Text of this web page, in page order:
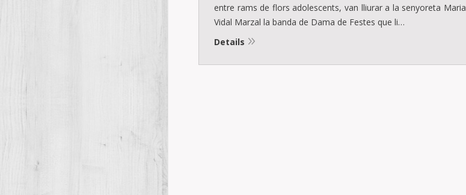
entre rams de flors adolescents, van lliurar a la senyoreta Maria
Vidal Marzal la banda de Dama de Festes que li…
Details